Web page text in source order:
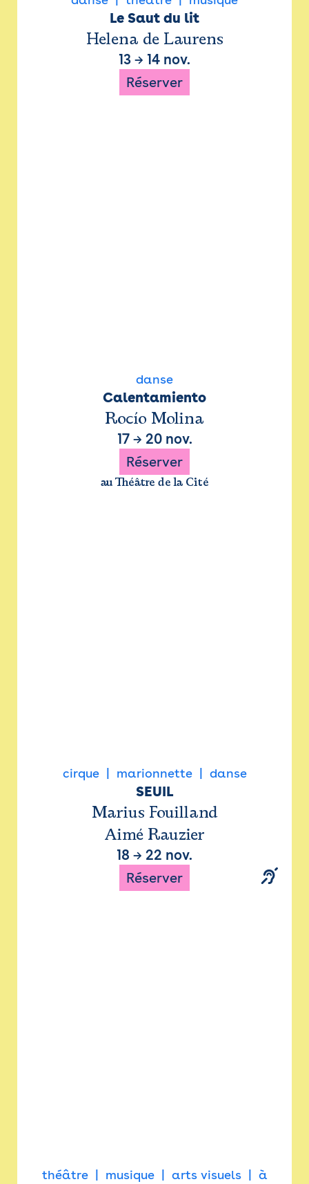
Le Saut du lit
Helena de Laurens
13 → 14 nov.
Réserver
danse
Calentamiento
Rocío Molina
17→ 20 nov.
Réserver
au Théâtre de la Cité
cirque marionnette danse
SEUIL
Marius Fouilland
Aimé Rauzier
18 → 22 nov.
Réserver
théâtre musique arts visuels
à